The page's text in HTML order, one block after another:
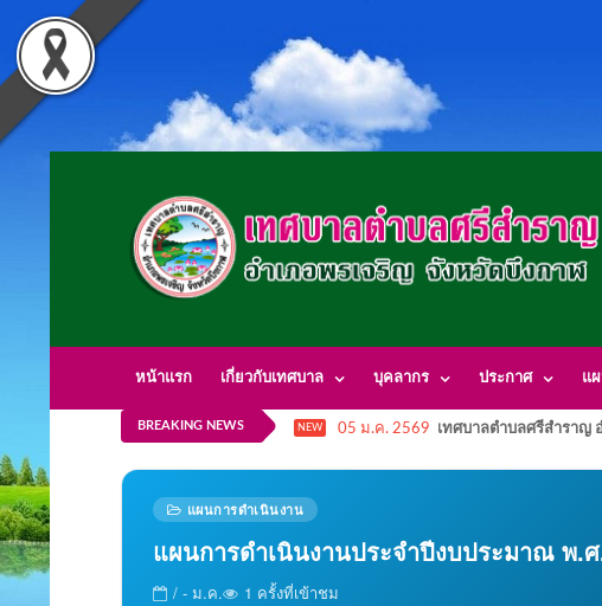
หน้าแรก เกี่ยวกับเทศบาล บุคลากร ประกาศ แ
BREAKING NEWS NEW 05 ม.ค. 2569 เทศบาลตำบลศรีสำราญ
แผนการดำเนินงาน
แผนการดำเนินงานประจำปีงบประมาณ พ.
/ - ม.ค. 1 ครั้งที่เข้าชม